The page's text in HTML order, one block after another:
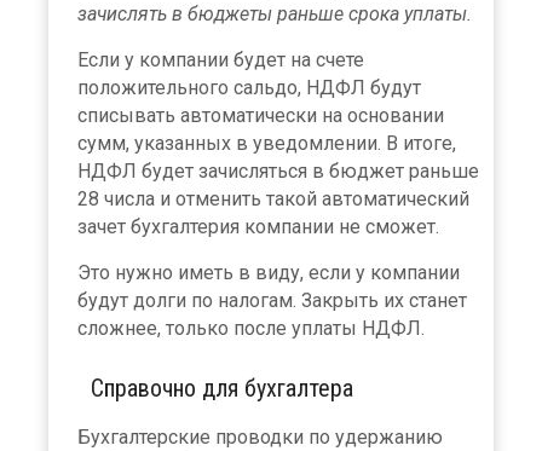
зачислять в бюджеты раньше срока уплаты.
Если у компании будет на счете
положительного сальдо, НДФЛ будут
списывать автоматически на основании
сумм, указанных в уведомлении. В итоге,
НДФЛ будет зачисляться в бюджет раньше
28 числа и отменить такой автоматический
зачет бухгалтерия компании не сможет.
Это нужно иметь в виду, если у компании
будут долги по налогам. Закрыть их станет
сложнее, только после уплаты НДФЛ.
Справочно для бухгалтера
Бухгалтерские проводки по удержанию